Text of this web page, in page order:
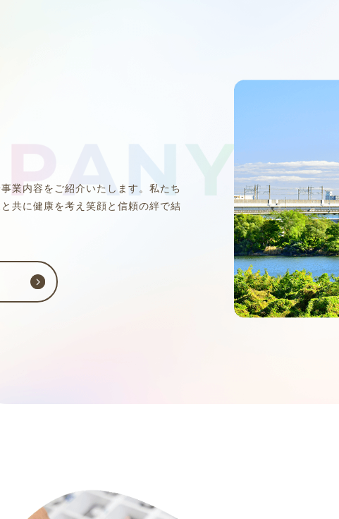
業内容をご紹介いたします。私たち
共に健康を考え笑顔と信頼の絆で結